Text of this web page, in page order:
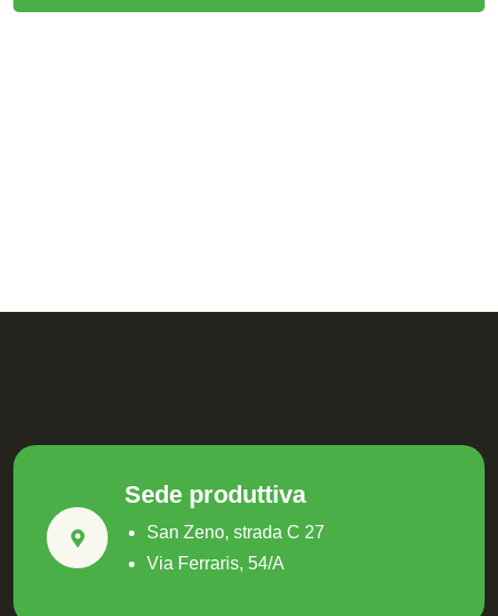
Sede produttiva
San Zeno, strada C 27
Via Ferraris, 54/A